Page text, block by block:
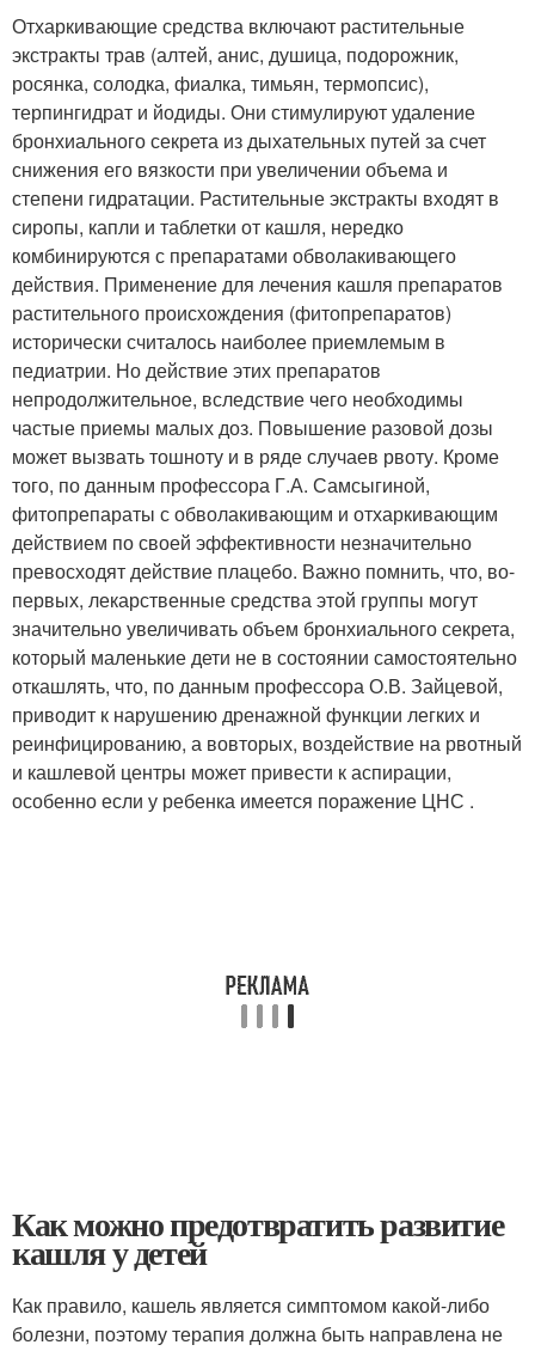
Отхаркивающие средства включают растительные
экстракты трав (алтей, анис, душица, подорожник,
росянка, солодка, фиалка, тимьян, термопсис),
терпингидрат и йодиды. Они стимулируют удаление
бронхиального секрета из дыхательных путей за счет
снижения его вязкости при увеличении объема и
степени гидратации. Растительные экстракты входят в
сиропы, капли и таблетки от кашля, нередко
комбинируются с препаратами обволакивающего
действия. Применение для лечения кашля препаратов
растительного происхождения (фитопрепаратов)
исторически считалось наиболее приемлемым в
педиатрии. Но действие этих препаратов
непродолжительное, вследствие чего необходимы
частые приемы малых доз. Повышение разовой дозы
может вызвать тошноту и в ряде случаев рвоту. Кроме
того, по данным профессора Г.А. Самсыгиной,
фитопрепараты с обволакивающим и отхаркивающим
действием по своей эффективности незначительно
превосходят действие плацебо. Важно помнить, что, во-
первых, лекарственные средства этой группы могут
значительно увеличивать объем бронхиального секрета,
который маленькие дети не в состоянии самостоятельно
откашлять, что, по данным профессора О.В. Зайцевой,
приводит к нарушению дренажной функции легких и
реинфицированию, а вовторых, воздействие на рвотный
и кашлевой центры может привести к аспирации,
особенно если у ребенка имеется поражение ЦНС .
Как можно предотвратить развитие
кашля у детей
Как правило, кашель является симптомом какой-либо
болезни, поэтому терапия должна быть направлена не